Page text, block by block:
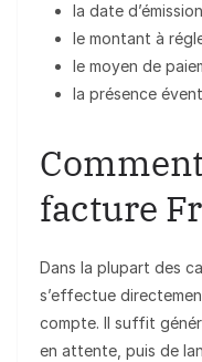
la date
le montant à
le moyen de
la présence
facture
Dans la plupart des
s’effectue
compte. Il suffit
en attente, puis de